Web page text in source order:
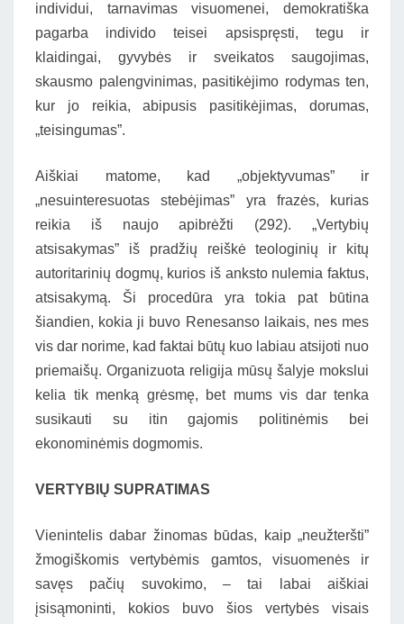
individui, tarnavimas visuomenei, demokratiška
pagarba individo teisei apsispręsti, tegu ir
klaidingai, gyvybės ir sveikatos saugojimas,
skausmo palengvinimas, pasitikėjimo rodymas ten,
kur jo reikia, abipusis pasitikėjimas, dorumas,
„teisingumas”.
Aiškiai matome, kad „objektyvumas” ir
„nesuinteresuotas stebėjimas” yra frazės, kurias
reikia iš naujo apibrėžti (292). „Vertybių
atsisakymas” iš pradžių reiškė teologinių ir kitų
autoritarinių dogmų, kurios iš anksto nulemia faktus,
atsisakymą. Ši procedūra yra tokia pat būtina
šiandien, kokia ji buvo Renesanso laikais, nes mes
vis dar norime, kad faktai būtų kuo labiau atsijoti nuo
priemaišų. Organizuota religija mūsų šalyje mokslui
kelia tik menką grėsmę, bet mums vis dar tenka
susikauti su itin gajomis politinėmis bei
ekonominėmis dogmomis.
VERTYBIŲ SUPRATIMAS
Vienintelis dabar žinomas būdas, kaip „neužteršti”
žmogiškomis vertybėmis gamtos, visuomenės ir
savęs pačių suvokimo, – tai labai aiškiai
įsisąmoninti, kokios buvo šios vertybės visais